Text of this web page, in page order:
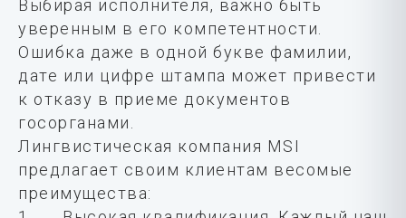
Выбирая исполнителя, важно быть
уверенным в его компетентности.
Ошибка даже в одной букве фамилии,
дате или цифре штампа может привести
к отказу в приеме документов
госорганами.
Лингвистическая компания MSI
предлагает своим клиентам весомые
преимущества: